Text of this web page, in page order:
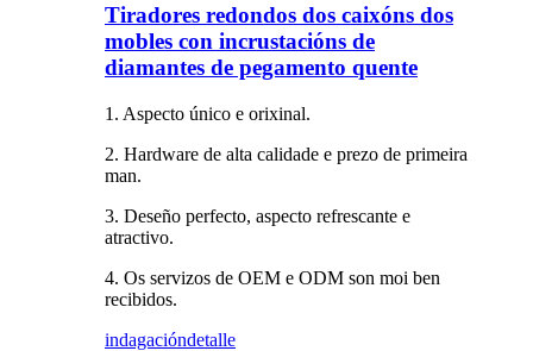
Tiradores redondos dos caixóns dos
mobles con incrustacións de
diamantes de pegamento quente
1. Aspecto único e orixinal.
2. Hardware de alta calidade e prezo de primeira
man.
3. Deseño perfecto, aspecto refrescante e
atractivo.
4. Os servizos de OEM e ODM son moi ben
recibidos.
indagacióndetalle